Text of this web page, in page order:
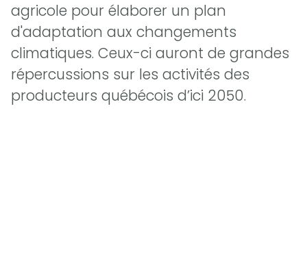
agricole pour élaborer un plan
d'adaptation aux changements
climatiques. Ceux-ci auront de grandes
répercussions sur les activités des
producteurs québécois d’ici 2050.